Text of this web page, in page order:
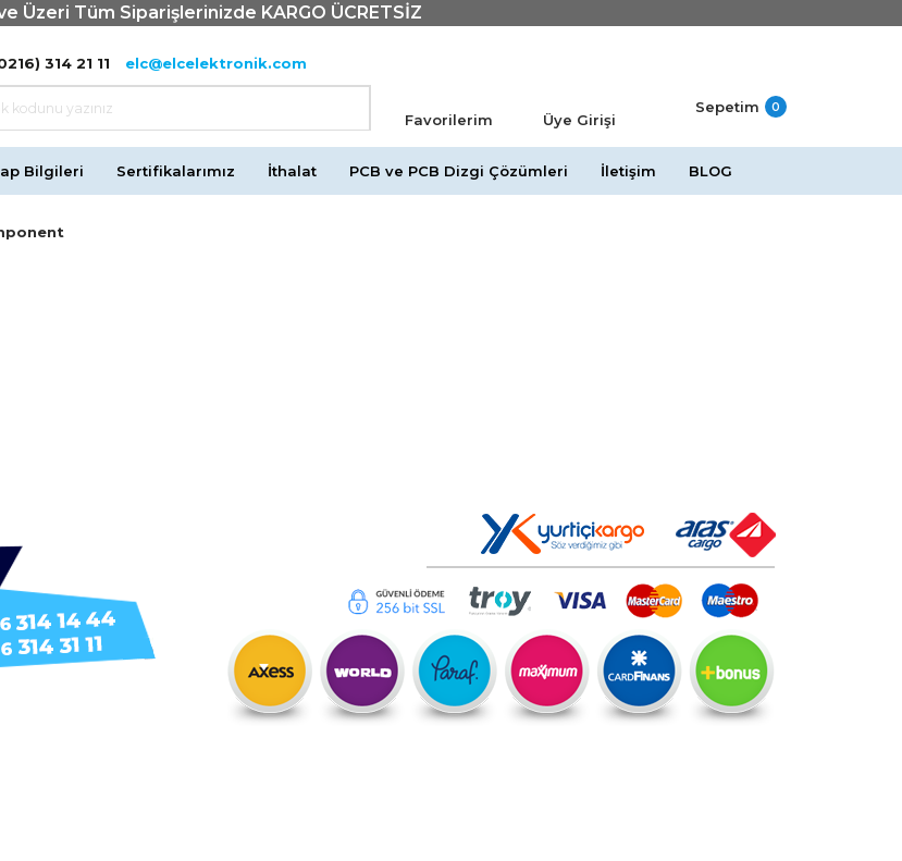
Üzeri Tüm Siparişlerinizde KARGO ÜCRETSİZ
314 21 11 elc@elcelektronik.com
Favorilerim Üye Girişi
Sepetim 0
Bilgileri Sertifikalarımız İthalat PCB ve PCB Dizgi Çözümleri İletişim BLOG